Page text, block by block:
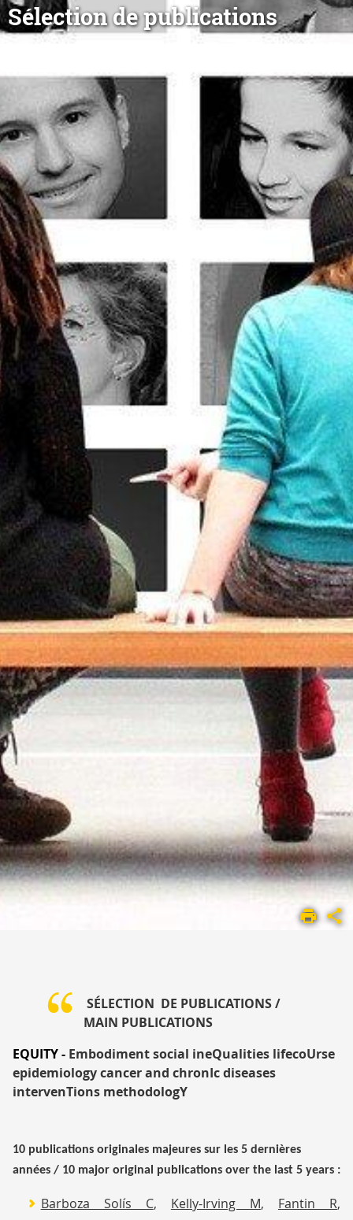
Sélection de publications
SÉLECTION DE PUBLICATIONS /
MAIN PUBLICATIONS
EQUITY - Embodiment social ineQualities lifecoUrse
epidemiology cancer and chronIc diseases
intervenTions methodologY
10 publications originales majeures sur les 5 dernières
années / 10 major original publications over the last 5 years :
Barboza Solís C, Kelly-Irving M, Fantin R,